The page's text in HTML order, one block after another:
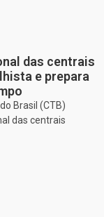
das centrais
e prepara
Brasil (CTB)
das centrais